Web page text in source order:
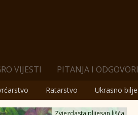
Ratarstvo Ukrasno bilje
VIJESTI PITANJA I ODGOVORI
Zvjezdasta plijesan lišća